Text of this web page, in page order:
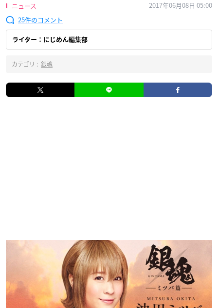
ニュース
2017年06月08日 05:00
25
ライター：にじめん編集部
カテゴリ : 銀魂